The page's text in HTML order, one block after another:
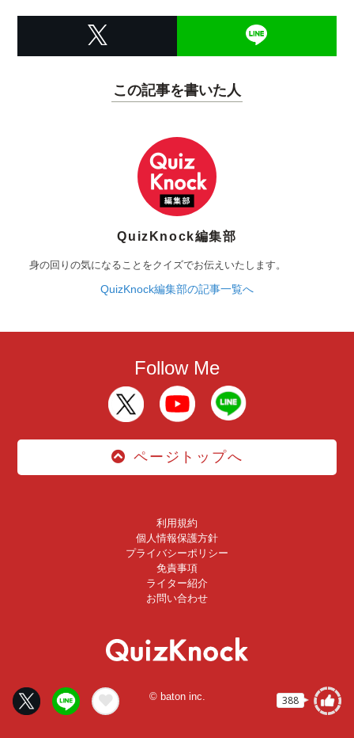
388
この記事を書いた人
QuizKnock編集部
身の回りの気になることをクイズでお伝えいたします。
QuizKnock編集部の記事一覧へ
Follow Me
ページトップへ
利用規約
個人情報保護方針
プライバシーポリシー
免責事項
ライター紹介
お問い合わせ
© baton inc.